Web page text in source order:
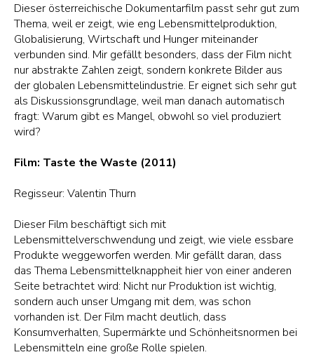
Dieser österreichische Dokumentarfilm passt sehr gut zum
Thema, weil er zeigt, wie eng Lebensmittelproduktion,
Globalisierung, Wirtschaft und Hunger miteinander
verbunden sind. Mir gefällt besonders, dass der Film nicht
nur abstrakte Zahlen zeigt, sondern konkrete Bilder aus
der globalen Lebensmittelindustrie. Er eignet sich sehr gut
als Diskussionsgrundlage, weil man danach automatisch
fragt: Warum gibt es Mangel, obwohl so viel produziert
wird?
Film: Taste the Waste (2011)
Regisseur: Valentin Thurn
Dieser Film beschäftigt sich mit
Lebensmittelverschwendung und zeigt, wie viele essbare
Produkte weggeworfen werden. Mir gefällt daran, dass
das Thema Lebensmittelknappheit hier von einer anderen
Seite betrachtet wird: Nicht nur Produktion ist wichtig,
sondern auch unser Umgang mit dem, was schon
vorhanden ist. Der Film macht deutlich, dass
Konsumverhalten, Supermärkte und Schönheitsnormen bei
Lebensmitteln eine große Rolle spielen.